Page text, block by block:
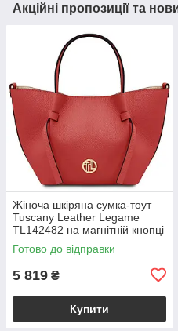
Акційні пропозиції та
Жіноча шкіряна сумка-тоут
Tuscany Leather Legame
TL142482 на магнітній кнопці
з плечовим ременем,
коралова BS2482_1_105
Готово до відправки
5 819 ₴
Купити